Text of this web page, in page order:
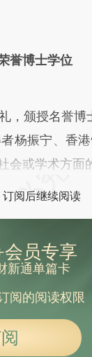
誉博士学位
，颁授名誉博
杨振宁、香
或学术方面
订阅后继续阅读
会员专享
新通单篇卡
阅的阅读权限